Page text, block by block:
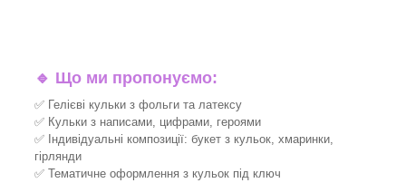
🔹 Що ми пропонуємо:
✅ Гелієві кульки з фольги та латексу
✅ Кульки з написами, цифрами, героями
✅ Індивідуальні композиції: букет з кульок, хмаринки,
гірлянди
✅ Тематичне оформлення з кульок під ключ